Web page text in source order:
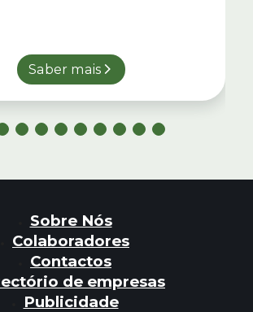
Saber mais
Sobre Nós
Colaboradores
Contactos
de empresas
Publicidade